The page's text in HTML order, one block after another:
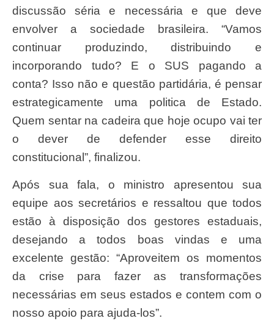
discussão séria e necessária e que deve
envolver a sociedade brasileira. “Vamos
continuar produzindo, distribuindo e
incorporando tudo? E o SUS pagando a
conta? Isso não e questão partidária, é pensar
estrategicamente uma politica de Estado.
Quem sentar na cadeira que hoje ocupo vai ter
o dever de defender esse direito
constitucional”, finalizou.
Após sua fala, o ministro apresentou sua
equipe aos secretários e ressaltou que todos
estão à disposição dos gestores estaduais,
desejando a todos boas vindas e uma
excelente gestão: “Aproveitem os momentos
da crise para fazer as transformações
necessárias em seus estados e contem com o
nosso apoio para ajuda-los”.